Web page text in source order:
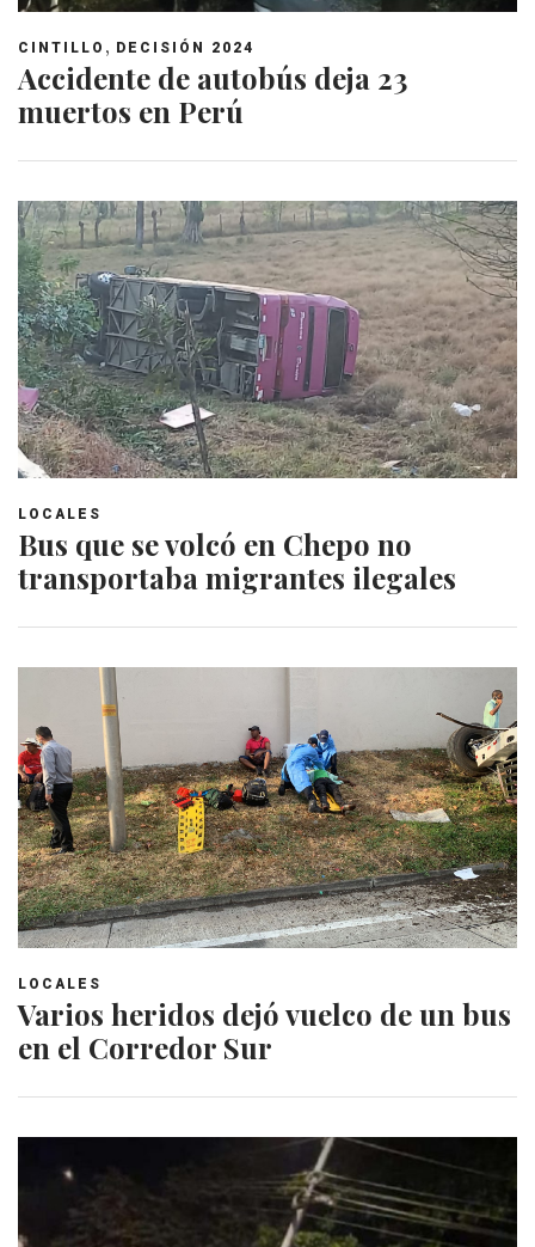
CINTILLO , DECISIÓN 2024
Accidente de autobús deja 23
muertos en Perú
LOCALES
Bus que se volcó en Chepo no
transportaba migrantes ilegales
LOCALES
Varios heridos dejó vuelco de un bus
en el Corredor Sur